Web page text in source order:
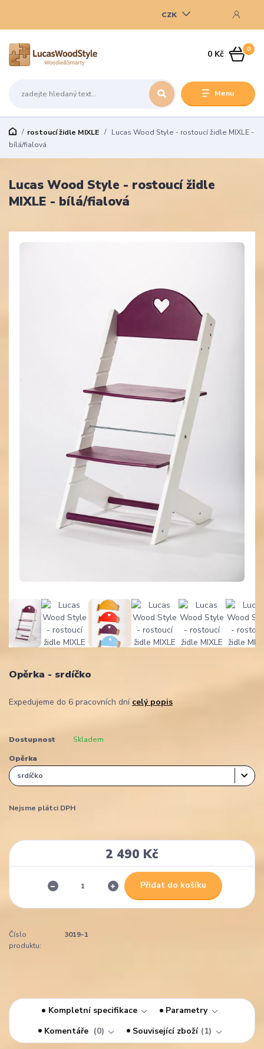
Menu
CZK
0
0 Kč
rostoucí židle MIXLE
Lucas Wood Style - rostoucí židle MIXLE -
bílá/fialová
Lucas Wood Style - rostoucí židle
MIXLE - bílá/fialová
Opěrka - srdíčko
Expedujeme do 6 pracovních dní celý popis
Dostupnost Skladem
Opěrka
Nejsme plátci DPH
2 490 Kč
Přidat do košíku
Číslo
produktu:
3019-1
Kompletní specifikace
Parametry
Komentáře
0 Související zboží 1